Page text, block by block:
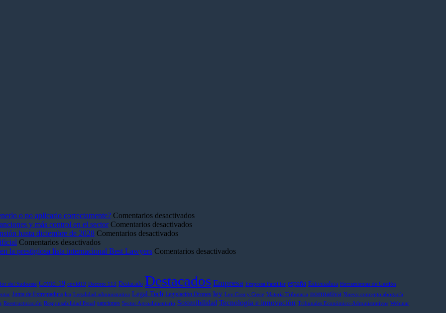
o no aplicarlo correctamente? Comentarios desactivadosen
¿Por
preocuparte
(y
mucho)
no
y más control en el sector Comentarios desactivadosen
de
Alimentaria
pisa
el
acelerador:
hasta diciembre de 2028 Comentarios desactivadosen
prácticas
La
vía
legal
para
Comentarios desactivadosen
2026,
regulación
normativa
de
la prestigiosa lista internacional Best Lawyers Comentarios desactivadosen
Antonio
Muñoz
Gallego,
del Sudoeste Covid-19 covid19 Decreto 113 Destacado Destacados Empresa Empresa Familiar españa Extremadura Herramientas de Gestión
Junta de Extremadura lca Legalidad administrativa Legal Tech Legislación Drones ley Ley Crea y Crece Materia Tributaria normativa Nuevo concepto abogacía
Reestructuración Responsabilidad Penal sanciones Sector Agroalimentario Sostenibilidad Tecnología e innovación Tribunales Económico-Administrativos Webinar